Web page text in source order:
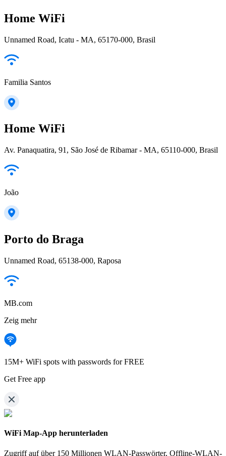
Home WiFi
Unnamed Road, Icatu - MA, 65170-000, Brasil
Familia Santos
Home WiFi
Av. Panaquatira, 91, São José de Ribamar - MA, 65110-000, Brasil
João
Porto do Braga
Unnamed Road, 65138-000, Raposa
MB.com
Zeig mehr
15M+ WiFi spots with passwords for FREE
Get Free app
WiFi Map-App herunterladen
Zugriff auf über 150 Millionen WLAN-Passwörter, Offline-WLAN-